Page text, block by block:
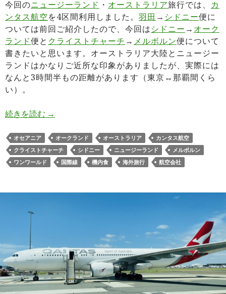
今回のニュージーランド ・ オーストラリア旅行では、 カ
ンタス航空を4区間利用しました。 羽田 → シドニー便に
ついては前回ご紹介したので、今回はシドニー → オーク
ランド便と クライストチャーチ → メルボルン便について
書きたいと思います。オーストラリア大陸とニュージー
ランドはかなりご近所な印象がありましたが、実際には
なんと3時間半もの距離があります（東京↔︎那覇間くら
い）。
続きを読む カンタス航空オーストラリア↔︎ニュージーランド
→
オセアニア オークランド オーストラリア
カンタス航空
クライストチャーチ
シドニー ニュージーランド
メルボルン
ワンワールド
国際線 機内食 海外旅行 航空会社